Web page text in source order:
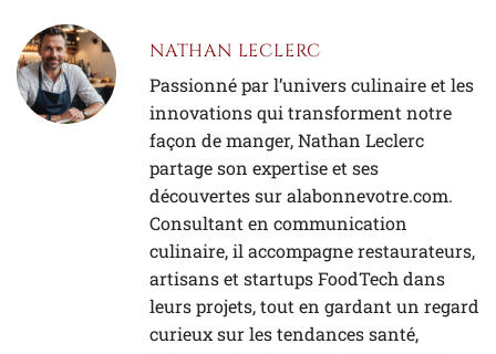
NATHAN LECLERC
Passionné par l’univers culinaire et les
innovations qui transforment notre
façon de manger, Nathan Leclerc
partage son expertise et ses
découvertes sur alabonnevotre.com.
Consultant en communication
culinaire, il accompagne restaurateurs,
artisans et startups FoodTech dans
leurs projets, tout en gardant un regard
curieux sur les tendances santé,